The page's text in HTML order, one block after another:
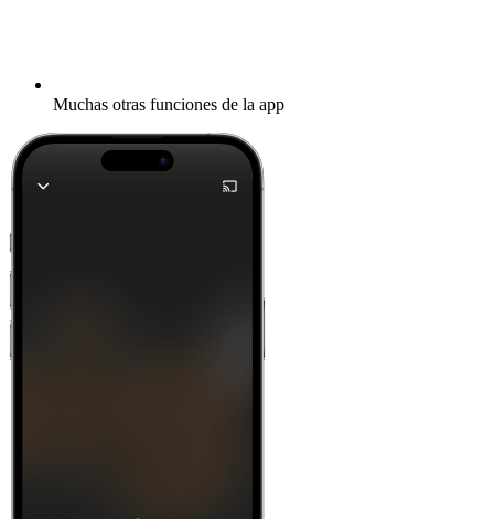
Muchas otras funciones de la app